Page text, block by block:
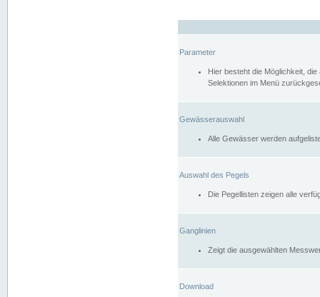
Parameter
Hier besteht die Möglichkeit,
Selektionen im Menü
Gewässerauswahl
Alle Gewässer werden
Auswahl des Pegels
Die Pegellisten zeigen alle
Ganglinien
Zeigt die ausgewählten
Download